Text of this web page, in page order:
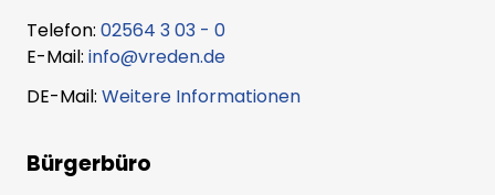
Telefon: 02564 3 03 - 0
E-Mail: info@vreden.de
DE-Mail: Weitere Informationen
Bürgerbüro